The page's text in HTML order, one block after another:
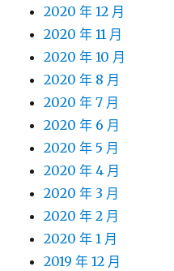
2020 年 12 月
2020 年 11 月
2020 年 10 月
2020 年 8 月
2020 年 7 月
2020 年 6 月
2020 年 5 月
2020 年 4 月
2020 年 3 月
2020 年 2 月
2020 年 1 月
2019 年 12 月